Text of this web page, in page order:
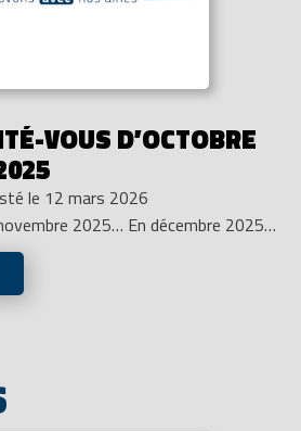
VOUS D’OCTOBRE
le 12 mars 2026
2025… En décembre 2025…